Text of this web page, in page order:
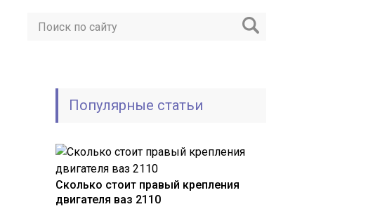
Популярные статьи
Сколько стоит правый крепления
двигателя ваз 2110